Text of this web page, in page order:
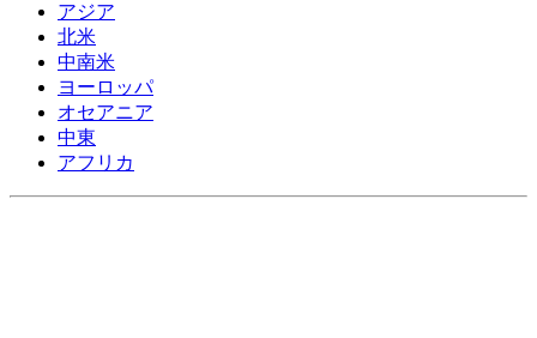
アジア
北米
中南米
ヨーロッパ
オセアニア
中東
アフリカ